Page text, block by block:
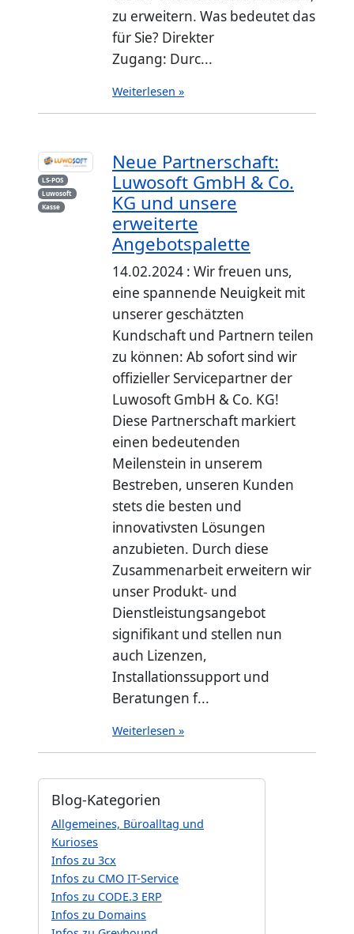
zu erweitern. Was bedeutet das
für Sie? Direkter
Zugang: Durc...
Weiterlesen »
LS-POS
Luwosoft
Kasse
Neue Partnerschaft:
Luwosoft GmbH & Co.
KG und unsere
erweiterte
Angebotspalette
14.02.2024 : Wir freuen uns,
eine spannende Neuigkeit mit
unserer geschätzten
Kundschaft und Partnern teilen
zu können: Ab sofort sind wir
offizieller Servicepartner der
Luwosoft GmbH & Co. KG!
Diese Partnerschaft markiert
einen bedeutenden
Meilenstein in unserem
Bestreben, unseren Kunden
stets die besten und
innovativsten Lösungen
anzubieten. Durch diese
Zusammenarbeit erweitern wir
unser Produkt- und
Dienstleistungsangebot
signifikant und stellen nun
auch Lizenzen,
Installationssupport und
Beratungen f...
Weiterlesen »
Blog-Kategorien
Allgemeines, Büroalltag und
Kurioses
Infos zu 3cx
Infos zu CMO IT-Service
Infos zu CODE.3 ERP
Infos zu Domains